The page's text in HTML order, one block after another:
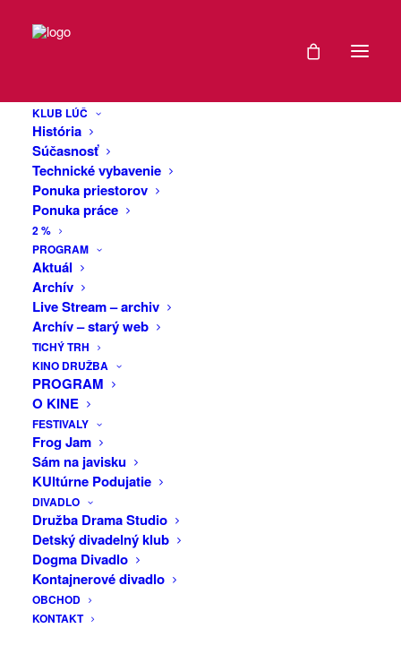
KLUB LÚČ
História
Súčasnosť
Technické vybavenie
Ponuka priestorov
Ponuka práce
2 %
PROGRAM
Aktuál
Archív
Live Stream – archiv
Archív – starý web
TICHÝ TRH
KINO DRUŽBA
PROGRAM
O KINE
FESTIVALY
Frog Jam
Sám na javisku
KUltúrne Podujatie
DIVADLO
Družba Drama Studio
Detský divadelný klub
Dogma Divadlo
Kontajnerové divadlo
OBCHOD
KONTAKT
– ZRUŠENÉ
Predstavenie je zo zdravotných
dôvodov ZRUŠENÉ! O náhradnom
termíne Vás budeme informovať.
Kardoša Topoľčany uvádza: Denis Kelly:
DNA.
Dennis Kelly je medzinárodne uznávaný
dramatik. Napísal množstvo divadelných
hier (Trosky, Po konci, Láska a peniaze,
prestížnych ocenení. Nemecký časopis
Theater heute ho vyhlásil v roku 2009 za
najlepšieho zahraničného autora.
Divadelná hra DNA ponúka tvorcom,ale
aj interprétom veľkú mieru slobody pri
inscenovaní tohto atraktívneho
textu,dokonca v ňom autor píše,že mená
DÁTUM